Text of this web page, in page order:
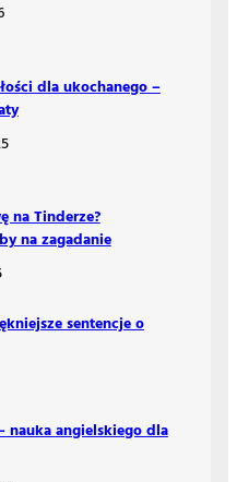
dla ukochanego –
na Tinderze?
na zagadanie
sentencje o
nauka angielskiego dla